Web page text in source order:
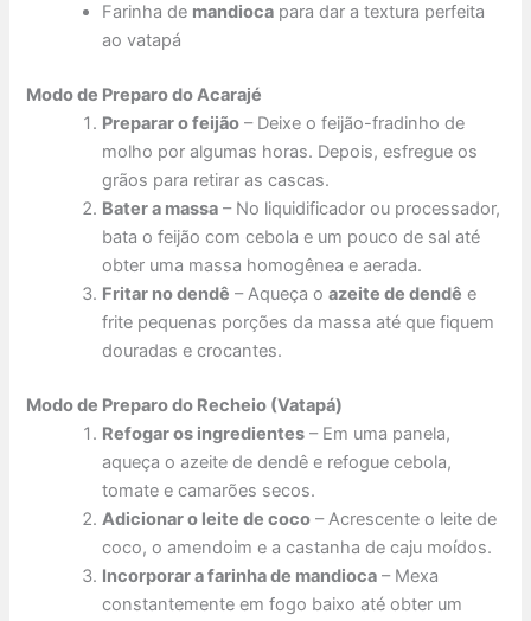
Farinha de mandioca para dar a textura perfeita
ao vatapá
Modo de Preparo do Acarajé
Preparar o feijão – Deixe o feijão-fradinho de
molho por algumas horas. Depois, esfregue os
grãos para retirar as cascas.
Bater a massa – No liquidificador ou processador,
bata o feijão com cebola e um pouco de sal até
obter uma massa homogênea e aerada.
Fritar no dendê – Aqueça oazeite de dendê e
frite pequenas porções da massa até que fiquem
douradas e crocantes.
Modo de Preparo do Recheio (Vatapá)
Refogar os ingredientes – Em uma panela,
aqueça o azeite de dendê e refogue cebola,
tomate e camarões secos.
Adicionar o leite de coco – Acrescente o leite de
coco, o amendoim e a castanha de caju moídos.
Incorporar a farinha de mandioca – Mexa
constantemente em fogo baixo até obter um